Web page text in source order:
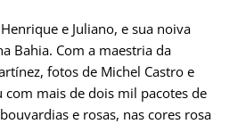
e Juliano, e sua noiva
Bahia. Com a maestria da
fotos de Michel Castro e
com mais de dois mil pacotes de
e rosas, nas cores rosa